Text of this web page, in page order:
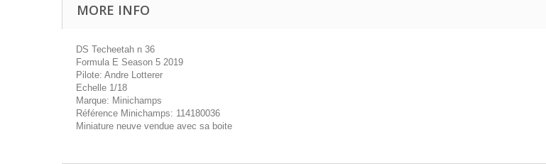
MORE INFO
DS Techeetah n 36
Formula E Season 5 2019
Pilote: Andre Lotterer
Echelle 1/18
Marque: Minichamps
Référence Minichamps: 114180036
Miniature neuve vendue avec sa boite